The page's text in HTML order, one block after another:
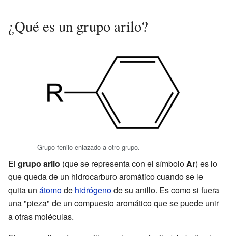
¿Qué es un grupo arilo?
Grupo fenilo enlazado a otro grupo.
El grupo arilo (que se representa con el símboloAr) es lo
que queda de un hidrocarburo aromático cuando se le
quita un átomode hidrógenode su anillo. Es como si fuera
una "pieza" de un compuesto aromático que se puede unir
a otras moléculas.